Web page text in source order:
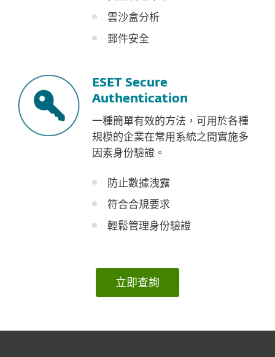
雲沙盒分析
郵件安全
ESET Secure
Authentication
一種簡單有效的方法，可用於各種
規模的企業在常用系統之間實施多
因素身份驗證。
防止數據洩露
符合合規要求
輕鬆管理身份驗證
立即查詢